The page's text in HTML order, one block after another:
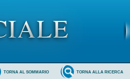
TORNA ALLA RICERCA
TORNA AL SOMMARIO